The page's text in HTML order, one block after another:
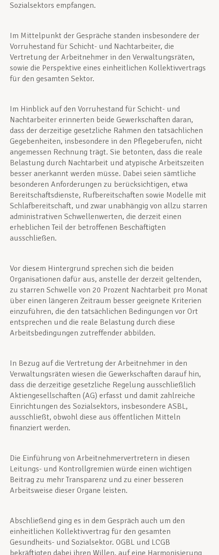
Sozialsektors empfangen.
Im Mittelpunkt der Gespräche standen insbesondere der
Vorruhestand für Schicht- und Nachtarbeiter, die
Vertretung der Arbeitnehmer in den Verwaltungsräten,
sowie die Perspektive eines einheitlichen Kollektivvertrags
für den gesamten Sektor.
Im Hinblick auf den Vorruhestand für Schicht- und
Nachtarbeiter erinnerten beide Gewerkschaften daran,
dass der derzeitige gesetzliche Rahmen den tatsächlichen
Gegebenheiten, insbesondere in den Pflegeberufen, nicht
angemessen Rechnung trägt. Sie betonten, dass die reale
Belastung durch Nachtarbeit und atypische Arbeitszeiten
besser anerkannt werden müsse. Dabei seien sämtliche
besonderen Anforderungen zu berücksichtigen, etwa
Bereitschaftsdienste, Rufbereitschaften sowie Modelle mit
Schlafbereitschaft, und zwar unabhängig von allzu starren
administrativen Schwellenwerten, die derzeit einen
erheblichen Teil der betroffenen Beschäftigten
ausschließen.
Vor diesem Hintergrund sprechen sich die beiden
Organisationen dafür aus, anstelle der derzeit geltenden,
zu starren Schwelle von 20 Prozent Nachtarbeit pro Monat
über einen längeren Zeitraum besser geeignete Kriterien
einzuführen, die den tatsächlichen Bedingungen vor Ort
entsprechen und die reale Belastung durch diese
Arbeitsbedingungen zutreffender abbilden.
In Bezug auf die Vertretung der Arbeitnehmer in den
Verwaltungsräten wiesen die Gewerkschaften darauf hin,
dass die derzeitige gesetzliche Regelung ausschließlich
Aktiengesellschaften (AG) erfasst und damit zahlreiche
Einrichtungen des Sozialsektors, insbesondere ASBL,
ausschließt, obwohl diese aus öffentlichen Mitteln
finanziert werden.
Die Einführung von Arbeitnehmervertretern in diesen
Leitungs- und Kontrollgremien würde einen wichtigen
Beitrag zu mehr Transparenz und zu einer besseren
Arbeitsweise dieser Organe leisten.
Abschließend ging es in dem Gespräch auch um den
einheitlichen Kollektivvertrag für den gesamten
Gesundheits- und Sozialsektor. OGBL und LCGB
bekräftigten dabei ihren Willen, auf eine Harmonisierung